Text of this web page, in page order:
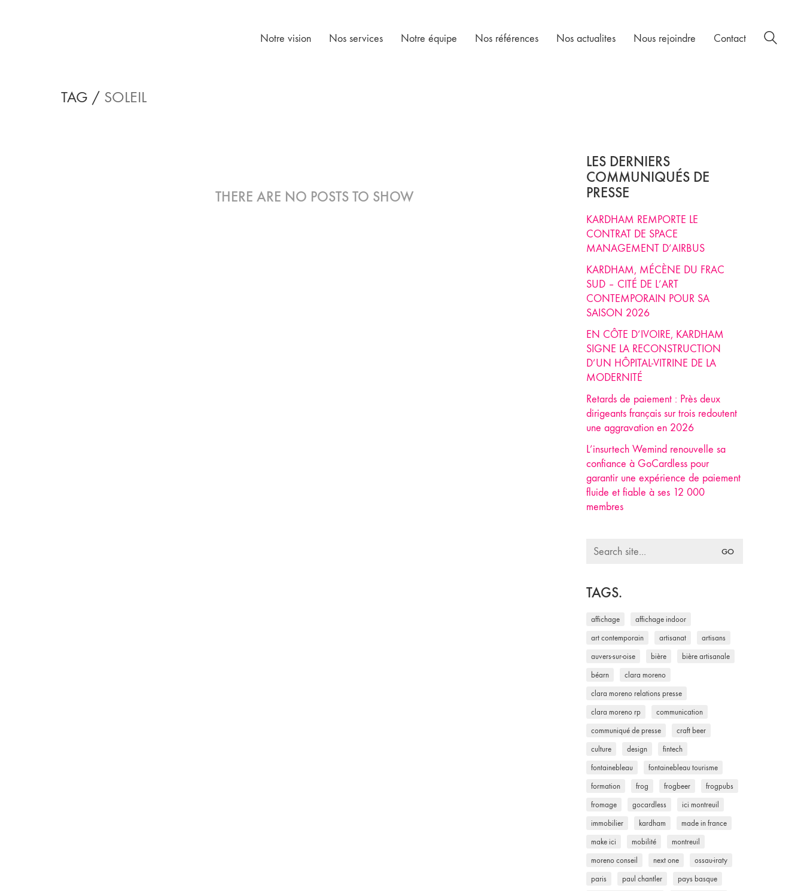
Notre vision Nos services Notre équipe Nos références Nos actualites Nous rejoindre Contact
TAG / SOLEIL
THERE ARE NO POSTS TO SHOW
LES DERNIERS
COMMUNIQUÉS DE
PRESSE
KARDHAM REMPORTE LE
CONTRAT DE SPACE
MANAGEMENT D’AIRBUS
KARDHAM, MÉCÈNE DU FRAC
SUD – CITÉ DE L’ART
CONTEMPORAIN POUR SA
SAISON 2026
EN CÔTE D’IVOIRE, KARDHAM
SIGNE LA RECONSTRUCTION
D’UN HÔPITAL-VITRINE DE LA
MODERNITÉ
Retards de paiement : Près deux
dirigeants français sur trois redoutent
une aggravation en 2026
L’insurtech Wemind renouvelle sa
confiance à GoCardless pour
garantir une expérience de paiement
fluide et fiable à ses 12 000
membres
Search
TAGS.
affichage affichage indoor
art contemporain artisanat artisans
auvers-sur-oise bière bière artisanale
béarn clara moreno
clara moreno relations presse
clara moreno rp communication
communiqué de presse craft beer
culture design fintech
fontainebleau fontainebleau tourisme
formation frog frogbeer frogpubs
fromage gocardless ici montreuil
immobilier kardham made in france
make ici mobilité montreuil
moreno conseil next one ossau-iraty
paris paul chantler pays basque